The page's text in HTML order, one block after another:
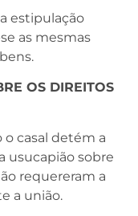
estipulação
as mesmas
OS DIREITOS
o casal detém a
usucapião sobre
requereram a
a união.